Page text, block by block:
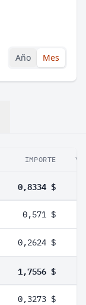
Año Mes
IMPORTE
0,8334 $
0,571 $
0,2624 $
1,7556 $
0,3273 $